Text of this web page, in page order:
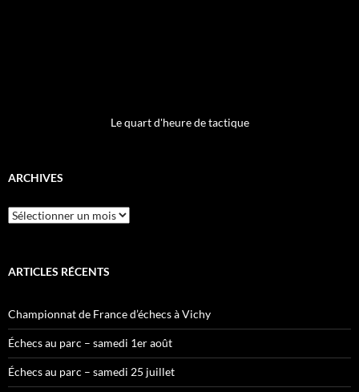
Le quart d'heure de tactique
ARCHIVES
Archives
ARTICLES RÉCENTS
Championnat de France d’échecs à Vichy
Échecs au parc – samedi 1er août
Échecs au parc – samedi 25 juillet